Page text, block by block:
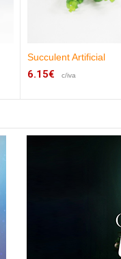
Succulent Artificial
6.15€ c/iva